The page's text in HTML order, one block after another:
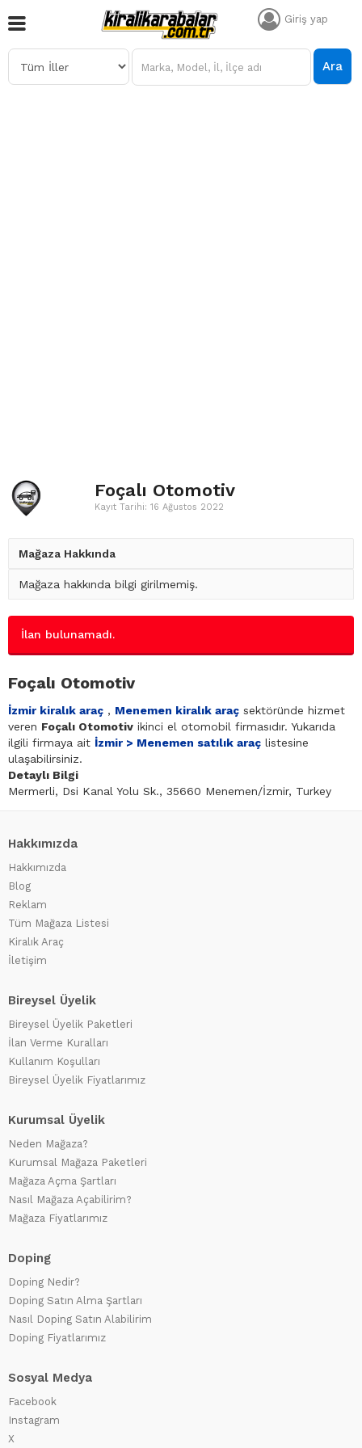
Giriş yap
Ara
Foçalı Otomotiv
Kayıt Tarihi: 16 Ağustos 2022
Mağaza Hakkında
Mağaza hakkında bilgi girilmemiş.
İlan bulunamadı.
Foçalı Otomotiv
İzmir kiralık araç , Menemen kiralık araç sektöründe hizmet
veren Foçalı Otomotiv ikinci el otomobil firmasıdır. Yukarıda
ilgili firmaya ait İzmir > Menemen satılık araç listesine
ulaşabilirsiniz.
Detaylı Bilgi
Mermerli, Dsi Kanal Yolu Sk., 35660 Menemen/İzmir, Turkey
Hakkımızda
Hakkımızda
Blog
Reklam
Tüm Mağaza Listesi
Kiralık Araç
İletişim
Bireysel Üyelik
Bireysel Üyelik Paketleri
İlan Verme Kuralları
Kullanım Koşulları
Bireysel Üyelik Fiyatlarımız
Kurumsal Üyelik
Neden Mağaza?
Kurumsal Mağaza Paketleri
Mağaza Açma Şartları
Nasıl Mağaza Açabilirim?
Mağaza Fiyatlarımız
Doping
Doping Nedir?
Doping Satın Alma Şartları
Nasıl Doping Satın Alabilirim
Doping Fiyatlarımız
Sosyal Medya
Facebook
Instagram
X